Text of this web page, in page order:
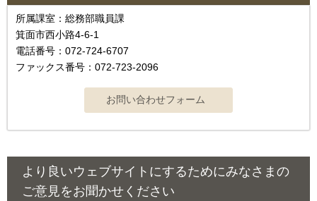
所属課室：総務部職員課
箕面市西小路4‐6‐1
電話番号：072-724-6707
ファックス番号：072-723-2096
より良いウェブサイトにするためにみなさまの
ご意見をお聞かせください